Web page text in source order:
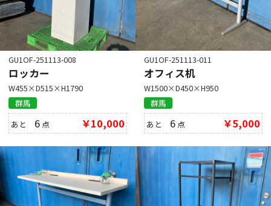
GU1OF-251113-008
ロッカー
W455×D515×H1790
群馬
あと 6 点 ￥10,000
GU1OF-251113-011
オフィス机
W1500×D450×H950
群馬
あと 6 点 ￥5,000